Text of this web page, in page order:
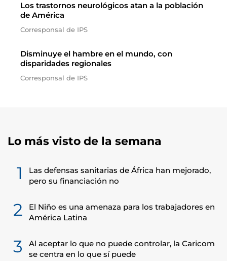
Los trastornos neurológicos atan a la población
de América
Corresponsal de IPS
Disminuye el hambre en el mundo, con
disparidades regionales
Corresponsal de IPS
Lo más visto de la semana
1
Las defensas sanitarias de África han mejorado,
pero su financiación no
2
El Niño es una amenaza para los trabajadores en
América Latina
3
Al aceptar lo que no puede controlar, la Caricom
se centra en lo que sí puede